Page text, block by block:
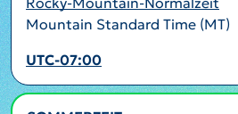
Mountain Standard Time (MT)
UTC-07:00